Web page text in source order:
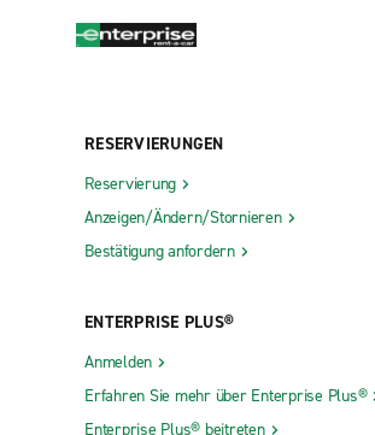
RESERVIERUNGEN
Reservierung
Anzeigen/Ändern/Stornieren
Bestätigung anfordern
ENTERPRISE PLUS®
Anmelden
Erfahren Sie mehr über Enterprise Plus®
Enterprise Plus® beitreten